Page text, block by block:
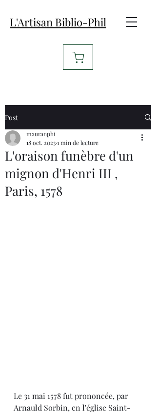
L'Artisan Biblio-Phil
Post
L'oraison funèbre d'un
mignon d'Henri III ,
Paris, 1578
mauranphi
18 oct. 20231 min de lecture
Le 31 mai 1578 fut prononcée, par
Arnauld Sorbin, en l'église Saint-